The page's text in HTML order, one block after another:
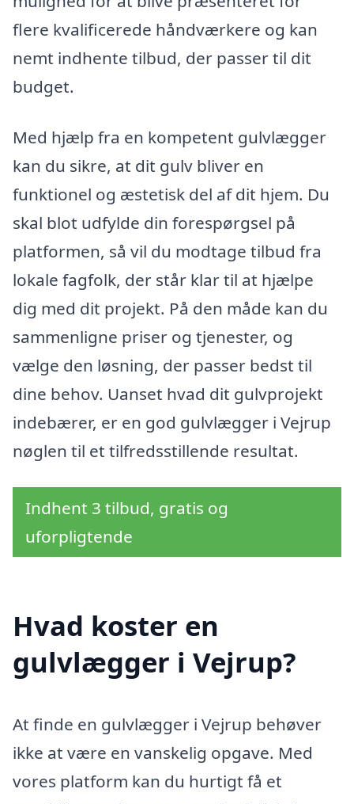
flere kvalificerede håndværkere og kan
nemt indhente tilbud, der passer til dit
budget.
Med hjælp fra en kompetent gulvlægger
kan du sikre, at dit gulv bliver en
funktionel og æstetisk del af dit hjem. Du
skal blot udfylde din forespørgsel på
platformen, så vil du modtage tilbud fra
lokale fagfolk, der står klar til at hjælpe
dig med dit projekt. På den måde kan du
sammenligne priser og tjenester, og
vælge den løsning, der passer bedst til
dine behov. Uanset hvad dit gulvprojekt
indebærer, er en god gulvlægger i Vejrup
nøglen til et tilfredsstillende resultat.
Indhent 3 tilbud, gratis og
uforpligtende
Hvad koster en
gulvlægger i Vejrup?
At finde en gulvlægger i Vejrup behøver
ikke at være en vanskelig opgave. Med
vores platform kan du hurtigt få et